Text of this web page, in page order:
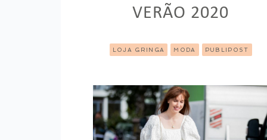
VERÃO 2020
LOJA GRINGA MODA PUBLIPOST